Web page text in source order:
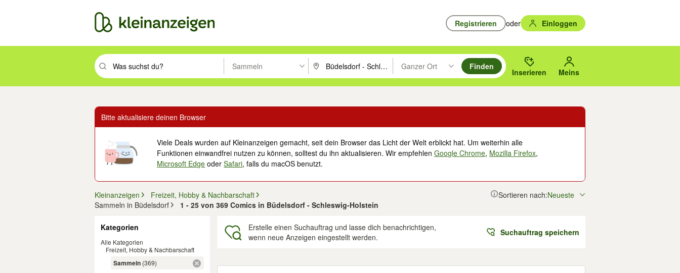
Registrieren oder Einloggen
Suchbegriff eingeben. Eingabetaste drücken um zu suchen, oder Vorschläge mit den Pfeiltasten nach oben/unten durchsuchen und mit Eingabetaste auswählen.
Sammeln PLZ oder Ort eingeben. Eingabetaste drücken um zu suchen, oder Vorschläge mit den Pfeiltasten nach oben/
Ganzer Ort
Suche im Umkreis des gewählten Orts oder PLZ.
Finden
Inserieren Meins
Bitte aktualisiere deinen Browser
Viele Deals wurden auf Kleinanzeigen gemacht, seit dein Browser das Licht der Welt erblickt hat. Um weiterhin alle
Funktionen einwandfrei nutzen zu können, solltest du ihn aktualisieren. Wir empfehlenGoogle Chrome, Mozilla Firefox,
Microsoft Edge oderSafari, falls du macOS benutzt.
Kleinanzeigen
Freizeit, Hobby & Nachbarschaft
Sammeln in Büdelsdorf
1 - 25 von 369 Comics in Büdelsdorf - Schleswig-Holstein
Sortieren nach:Neueste
Kategorien
Alle Kategorien
Freizeit, Hobby & Nachbarschaft
Sammeln (369)
Erstelle einen Suchauftrag und lasse dich benachrichtigen,
wenn neue Anzeigen eingestellt werden.
Suchauftrag speichern